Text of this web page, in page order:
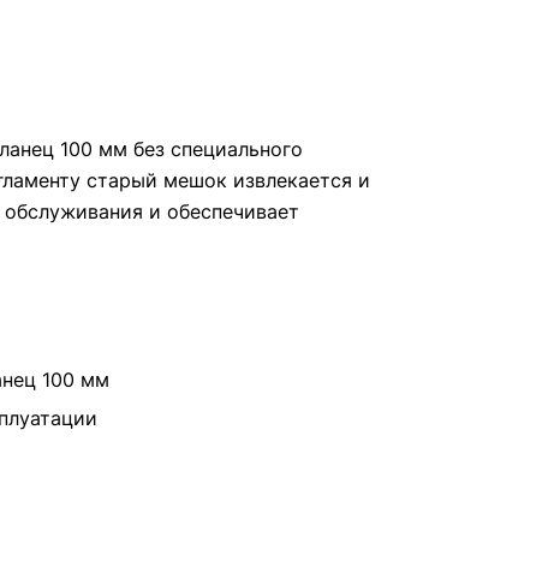
100 мм без специального
старый мешок извлекается и
и обеспечивает
100 мм